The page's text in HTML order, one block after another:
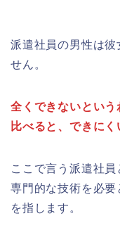
派遣社員の男性は彼
せん。
全くできないとい
比べると、できにく
ここで言う派遣社
専門的な技術を必要
を指します。